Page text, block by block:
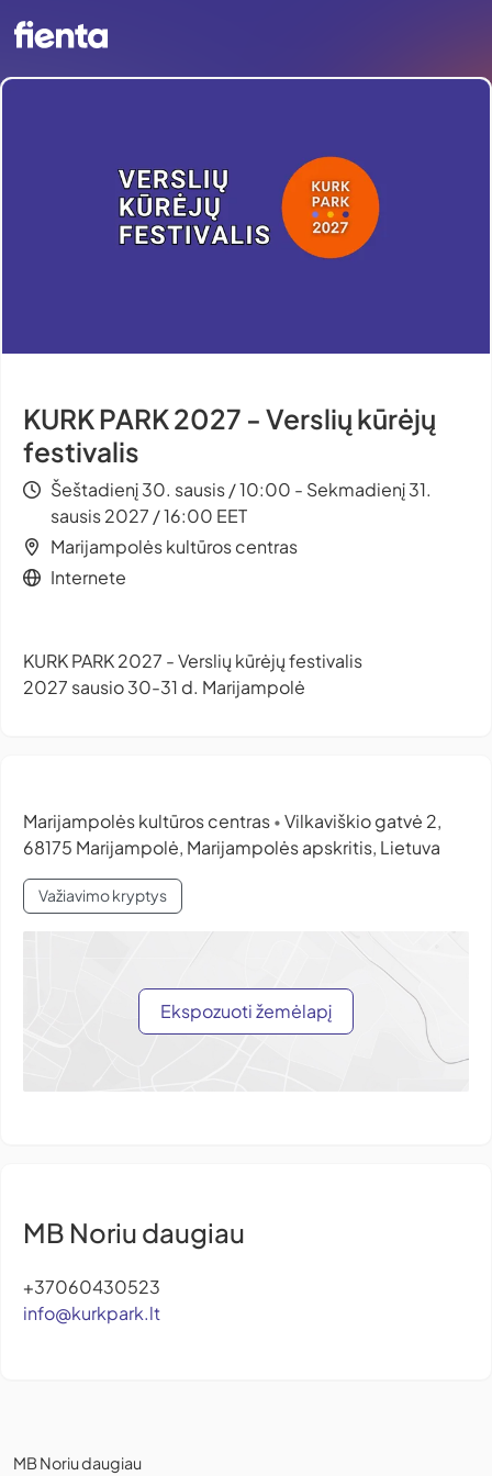
KURK PARK 2027 - Verslių kūrėjų
festivalis
Šeštadienį 30. sausis / 10:00 - Sekmadienį 31.
sausis 2027 / 16:00 EET
Marijampolės kultūros centras
Internete
KURK PARK 2027 - Verslių kūrėjų festivalis
2027 sausio 30-31 d. Marijampolė
Marijampolės kultūros centras • Vilkaviškio gatvė 2,
68175 Marijampolė, Marijampolės apskritis, Lietuva
Važiavimo kryptys
Ekspozuoti žemėlapį
MB Noriu daugiau
+37060430523
info@kurkpark.lt
MB Noriu daugiau